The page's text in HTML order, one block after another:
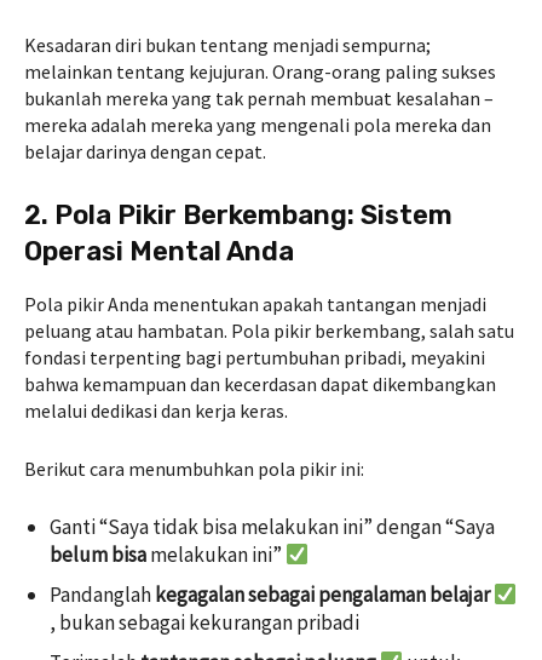
Kesadaran diri bukan tentang menjadi sempurna;
melainkan tentang kejujuran. Orang-orang paling sukses
bukanlah mereka yang tak pernah membuat kesalahan –
mereka adalah mereka yang mengenali pola mereka dan
belajar darinya dengan cepat.
2. Pola Pikir Berkembang: Sistem
Operasi Mental Anda
Pola pikir Anda menentukan apakah tantangan menjadi
peluang atau hambatan. Pola pikir berkembang, salah satu
fondasi terpenting bagi pertumbuhan pribadi, meyakini
bahwa kemampuan dan kecerdasan dapat dikembangkan
melalui dedikasi dan kerja keras.
Berikut cara menumbuhkan pola pikir ini:
Ganti “Saya tidak bisa melakukan ini” dengan “Saya
belum bisamelakukan ini”
Pandanglah kegagalan sebagai pengalaman belajar
, bukan sebagai kekurangan pribadi